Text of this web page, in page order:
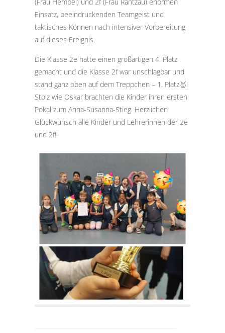
Einsatz, beeindruckenden Teamgeist und
taktisches Können nach intensiver Vorbereitung
auf dieses Ereignis.
Die Klasse 2e hatte einen großartigen 4. Platz
gemacht und die Klasse 2f war unschlagbar und
stand ganz oben auf dem Treppchen – 1. Platz🥇!
Stolz wie Oskar brachten die Kinder ihren ersten
Pokal zum Anna-Susanna-Stieg. Herzlichen
Glückwunsch alle Kinder und Lehrerinnen der 2e
und 2f!!